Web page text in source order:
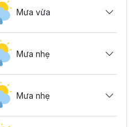
Mưa vừa
Mưa nhẹ
Mưa nhẹ